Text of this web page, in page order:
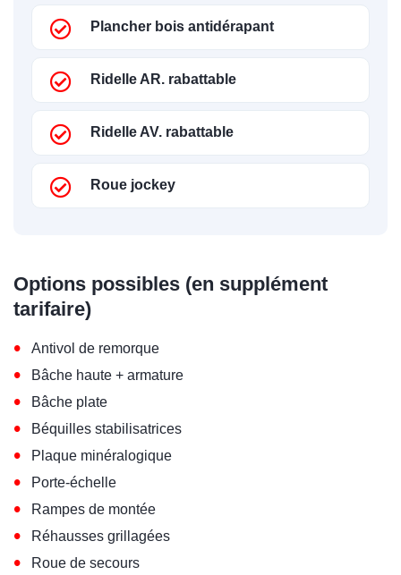
Plancher bois antidérapant
Ridelle AR. rabattable
Ridelle AV. rabattable
Roue jockey
Options possibles (en supplément
tarifaire)
• Antivol de remorque
• Bâche haute + armature
• Bâche plate
• Béquilles stabilisatrices
• Plaque minéralogique
• Porte-échelle
• Rampes de montée
• Réhausses grillagées
• Roue de secours